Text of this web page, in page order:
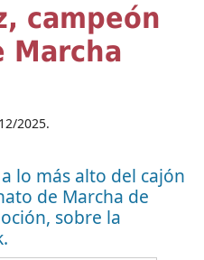
campeón
Marcha
2025.
lo más alto del cajón
de Marcha de
sobre la